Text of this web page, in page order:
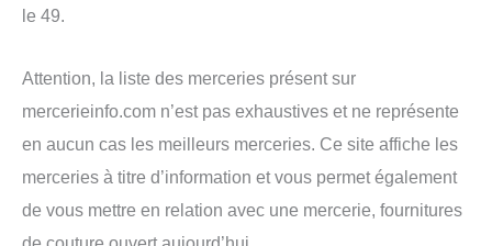
le 49.
Attention, la liste des merceries présent sur
mercerieinfo.com n’est pas exhaustives et ne représente
en aucun cas les meilleurs merceries. Ce site affiche les
merceries à titre d’information et vous permet également
de vous mettre en relation avec une mercerie, fournitures